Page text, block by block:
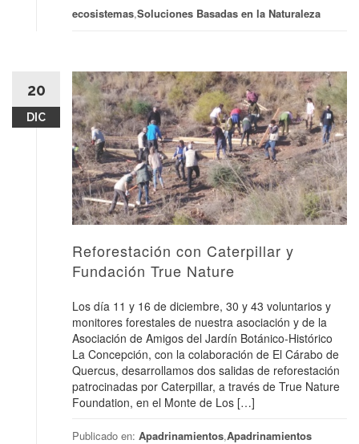
ecosistemas,Soluciones Basadas en la Naturaleza
20
DIC
Reforestación con Caterpillar y
Fundación True Nature
Los día 11 y 16 de diciembre, 30 y 43 voluntarios y
monitores forestales de nuestra asociación y de la
Asociación de Amigos del Jardín Botánico-Histórico
La Concepción, con la colaboración de El Cárabo de
Quercus, desarrollamos dos salidas de reforestación
patrocinadas por Caterpillar, a través de True Nature
Foundation, en el Monte de Los […]
Publicado en: Apadrinamientos,Apadrinamientos